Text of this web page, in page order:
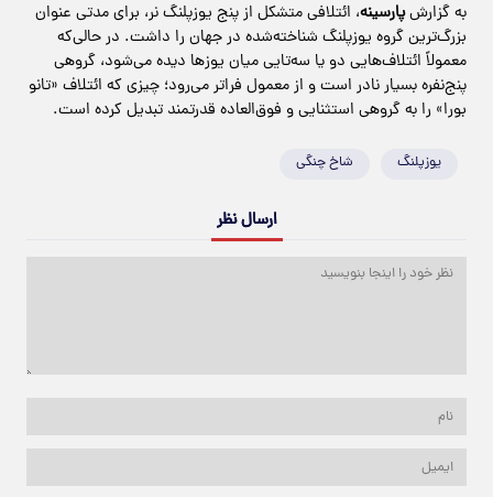
به گزارشپارسینه، ائتلافی متشکل از پنج یوزپلنگ نر، برای مدتی عنوان
بزرگ‌ترین گروه یوزپلنگ شناخته‌شده در جهان را داشت. در حالی‌که
معمولاً ائتلاف‌هایی دو یا سه‌تایی میان یوزها دیده می‌شود، گروهی
پنج‌نفره بسیار نادر است و از معمول فراتر می‌رود؛ چیزی که ائتلاف «تانو
بورا» را به گروهی استثنایی و فوق‌العاده قدرتمند تبدیل کرده است.
یوزپلنگ شاخ چنگی
ارسال نظر